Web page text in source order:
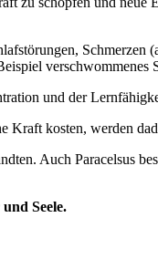
Schmerzen
verschwommenes
und der
Kraft kosten, werden
Auch Paracelsus
Seele.